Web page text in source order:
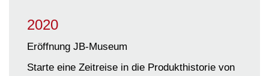
2020
Eröffnung JB-Museum
Starte eine Zeitreise in die Produkthistorie von